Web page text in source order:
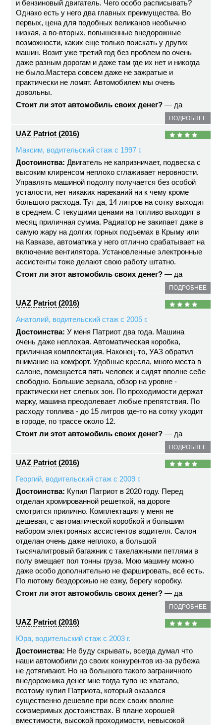
и бензиновый двигатель. Чего особо расписывать?
Однако есть у него два главных преимущества. Во
первых, цена для подобных великанов необычно
низкая, а во-вторых, повышенные внедорожные
возможности, каких еще только поискать у других
машин. Возит уже третий год без проблем по очень
даже разным дорогам и даже там где их нет и никогда
не было.Мастера совсем даже не зажратые и
практически не ломят. Автомобилем мы очень
довольны.
Стоит ли этот автомобиль своих денег? — да
ПОДРОБНЕЕ
UAZ Patriot (2016)
Максим, водительский стаж с 1997 г.
Достоинства: Двигатель не капризничает, подвеска с
высоким клиренсом неплохо сглаживает неровности.
Управлять машиной подолгу получается без особой
усталости, нет никаких нареканий ни к чему кроме
большого расхода. Тут да, 14 литров на сотку выходит
в среднем. С текущими ценами на топливо выходит в
месяц приличная сумма. Радиатор не закипает даже в
самую жару на долгих горных подъемах в Крыму или
на Кавказе, автоматика у него отлично срабатывает на
включение вентилятора. Установленные электронные
ассистенты тоже делают свою работу штатно.
Стоит ли этот автомобиль своих денег? — да
ПОДРОБНЕЕ
UAZ Patriot (2016)
Анатолий, водительский стаж с 2005 г.
Достоинства: У меня Патриот два года. Машина
очень даже неплохая. Автоматическая коробка,
приличная комплектация. Наконец-то, УАЗ обратил
внимание на комфорт. Удобные кресла, много места в
салоне, помещается пять человек и сидят вполне себе
свободно. Большие зеркала, обзор на уровне -
практически нет слепых зон. По проходимости держат
марку, машина преодолевает любые препятствия. По
расходу топлива - до 15 литров где-то на сотку уходит
в городе, по трассе около 12.
Стоит ли этот автомобиль своих денег? — да
ПОДРОБНЕЕ
UAZ Patriot (2016)
Георгий, водительский стаж с 2009 г.
Достоинства: Купил Патриот в 2020 году. Перед
отделан хромированной решеткой, на дороге
смотрится прилично. Комплектация у меня не
дешевая, с автоматической коробкой и большим
набором электронных ассистентов водителя. Салон
отделан очень даже неплохо, а большой
тысячалитровый багажник с такелажными петлями в
полу вмещает пол тонны груза. Мою машину можно
даже особо дополнительно не фаршировать, всё есть.
По лютому бездорожью не езжу, берегу коробку.
Стоит ли этот автомобиль своих денег? — да
ПОДРОБНЕЕ
UAZ Patriot (2016)
Юра, водительский стаж с 2003 г.
Достоинства: Не буду скрывать, всегда думал что
наши автомобили до своих конкурентов из-за рубежа
не дотягивают. Но на большого такого заграничного
внедорожника денег мне тогда тупо не хватало,
поэтому купил Патриота, который оказался
существенно дешевле при всех своих вполне
соизмеримых достоинствах. В плане хорошей
вместимости, высокой проходимости, невысокой